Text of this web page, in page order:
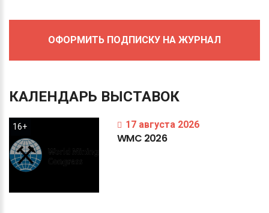
ОФОРМИТЬ ПОДПИСКУ НА ЖУРНАЛ
КАЛЕНДАРЬ ВЫСТАВОК
16+ 17 августа 2026
WMC 2026